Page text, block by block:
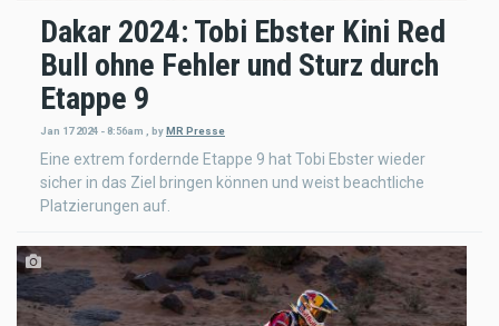
Dakar 2024: Tobi Ebster Kini Red
Bull ohne Fehler und Sturz durch
Etappe 9
Jan 17 2024 - 8:56am byMR Presse
Eine extrem fordernde Etappe 9 hat Tobi Ebster wieder
sicher in das Ziel bringen können und weist beachtliche
Platzierungen auf.